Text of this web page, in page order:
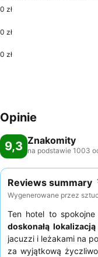
0 zł
0 zł
0 zł
Opinie
9,3 Znakomity
na podstawie 1003
Reviews summary
Wygenerowane przez
Ten hotel to
doskonałą lokalizacją
jacuzzi i leżakami na
za wyjątkową